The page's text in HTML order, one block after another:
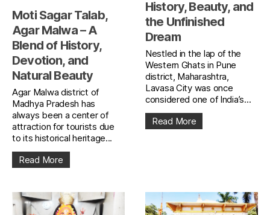
Moti Sagar Talab,
Agar Malwa – A
Blend of History,
Devotion, and
Natural Beauty
Agar Malwa district of
Madhya Pradesh has
always been a center of
attraction for tourists due
to its historical heritage...
Read More
History, Beauty, and
the Unfinished
Dream
Nestled in the lap of the
Western Ghats in Pune
district, Maharashtra,
Lavasa City was once
considered one of India’s...
Read More